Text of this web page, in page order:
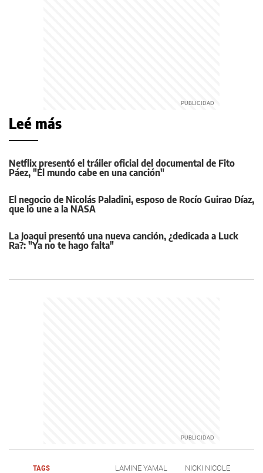
Leé más
Netflix presentó el tráiler oficial del documental de Fito
Páez, "El mundo cabe en una canción"
El negocio de Nicolás Paladini, esposo de Rocío Guirao Díaz,
que lo une a la NASA
La Joaqui presentó una nueva canción, ¿dedicada a Luck
Ra?: "Ya no te hago falta"
TAGS LAMINE YAMAL NICKI NICOLE